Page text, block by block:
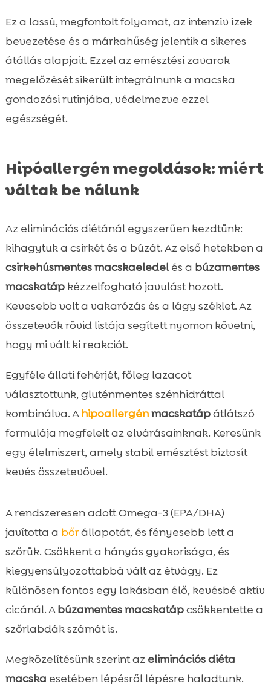
Ez a lassú, megfontolt folyamat, az intenzív ízek
bevezetése és a márkahűség jelentik a sikeres
átállás alapjait. Ezzel az emésztési zavarok
megelőzését sikerült integrálnunk a macska
gondozási rutinjába, védelmezve ezzel
egészségét.
Hipóallergén megoldások: miért
váltak be nálunk
Az eliminációs diétánál egyszerűen kezdtünk:
kihagytuk a csirkét és a búzát. Az első hetekben a
csirkehúsmentes macskaeledelés a búzamentes
macskatápkézzelfogható javulást hozott.
Kevesebb volt a vakarózás és a lágy széklet. Az
összetevők rövid listája segített nyomon követni,
hogy mi vált ki reakciót.
Egyféle állati fehérjét, főleg lazacot
választottunk, gluténmentes szénhidráttal
kombinálva. Ahipoallergénmacskatápátlátszó
formulája megfelelt az elvárásainknak. Keresünk
egy élelmiszert, amely stabil emésztést biztosít
kevés összetevővel.
A rendszeresen adott Omega-3 (EPA/DHA)
javította a bőrállapotát, és fényesebb lett a
szőrük. Csökkent a hányás gyakorisága, és
kiegyensúlyozottabbá vált az étvágy. Ez
különösen fontos egy lakásban élő, kevésbé aktív
cicánál. Abúzamentes macskatápcsökkentette a
szőrlabdák számát is.
Megközelítésünk szerint az eliminációs diéta
macska esetében lépésről lépésre haladtunk.